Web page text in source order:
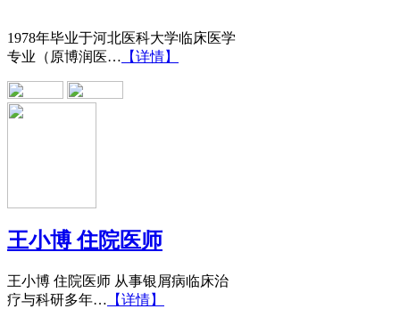
专业（原博润医…
【详情】
王小博 住院医师
王小博 住院医师 从事银屑病临床治
疗与科研多年…
【详情】